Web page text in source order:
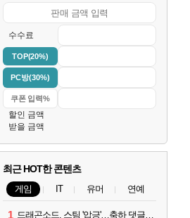
수수료
TOP(20%)
PC방(30%)
할인 금액
받을 금액
최근 HOT한 콘텐츠
게임 IT 유머 연예
1 드래곤소드, 스팀 '압긍'…축하 댓글 달고 게임 코드 받자!